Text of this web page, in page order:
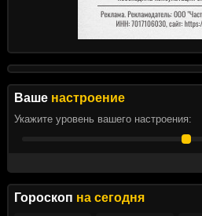
Ваше настроение
Укажите уровень вашего настроения:
Гороскоп на сегодня